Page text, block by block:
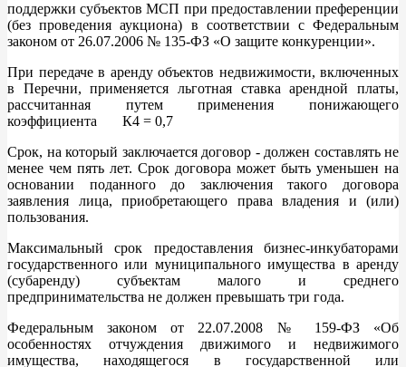
поддержки субъектов МСП при предоставлении преференции
(без проведения аукциона) в соответствии с Федеральным
законом от 26.07.2006 № 135-ФЗ «О защите конкуренции».
При передаче в аренду объектов недвижимости, включенных
в Перечни, применяется льготная ставка арендной платы,
рассчитанная путем применения понижающего
коэффициента К4 = 0,7
Срок, на который заключается договор - должен составлять не
менее чем пять лет. Срок договора может быть уменьшен на
основании поданного до заключения такого договора
заявления лица, приобретающего права владения и (или)
пользования.
Максимальный срок предоставления бизнес-инкубаторами
государственного или муниципального имущества в аренду
(субаренду) субъектам малого и среднего
предпринимательства не должен превышать три года.
Федеральным законом от 22.07.2008 № 159-ФЗ «Об
особенностях отчуждения движимого и недвижимого
имущества, находящегося в государственной или